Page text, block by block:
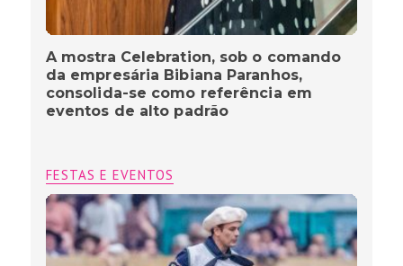
A mostra Celebration, sob o comando
da empresária Bibiana Paranhos,
consolida-se como referência em
eventos de alto padrão
FESTAS E EVENTOS